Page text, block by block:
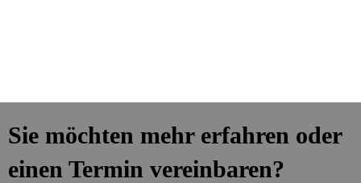
Sie möchten mehr erfahren oder
einen Termin vereinbaren?